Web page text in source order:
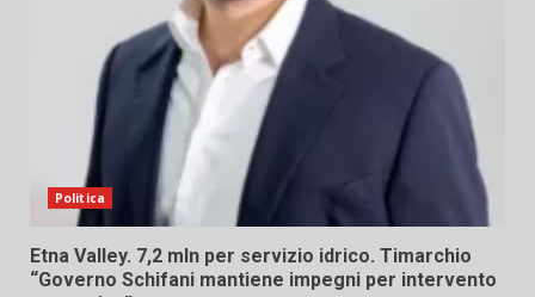
Politica
Etna Valley. 7,2 mln per servizio idrico. Timarchio
“Governo Schifani mantiene impegni per intervento